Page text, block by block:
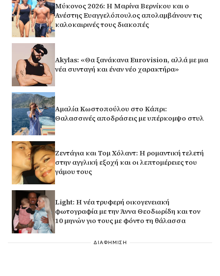
Μύκονος 2026: Η Μαρίνα Βερνίκου και ο
Ανέστης Ευαγγελόπουλος απολαμβάνουν τις
καλοκαιρινές τους διακοπές
Akylas: «Θα ξανάκανα Eurovision, αλλά με μια
νέα συνταγή και έναν νέο χαρακτήρα»
Αμαλία Κωστοπούλου στο Κάπρι:
Θαλασσινές αποδράσεις με υπέρκομψο στυλ
Ζεντάγια και Τομ Χόλαντ: Η ρομαντική τελετή
στην αγγλική εξοχή και οι λεπτομέρειες του
γάμου τους
Light: Η νέα τρυφερή οικογενειακή
φωτογραφία με την Άννα Θεοδωρίδη και τον
10 μηνών γιο τους με φόντο τη θάλασσα
ΔΙΑΦΗΜΙΣΗ